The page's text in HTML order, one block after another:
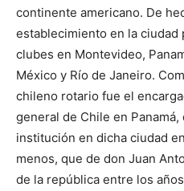
continente americano. De
establecimiento en la ciudad
clubes en Montevideo,
México y Río de Janeiro.
chileno rotario fue el
general de Chile en
institución en dicha ciudad
menos, que de don Juan
de la república entre los